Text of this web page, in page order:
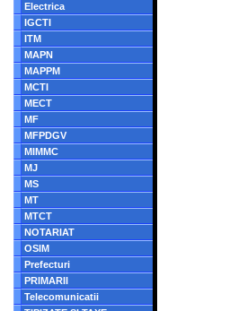
Electrica
IGCTI
ITM
MAPN
MAPPM
MCTI
MECT
MF
MFPDGV
MIMMC
MJ
MS
MT
MTCT
NOTARIAT
OSIM
Prefecturi
PRIMARII
Telecomunicatii